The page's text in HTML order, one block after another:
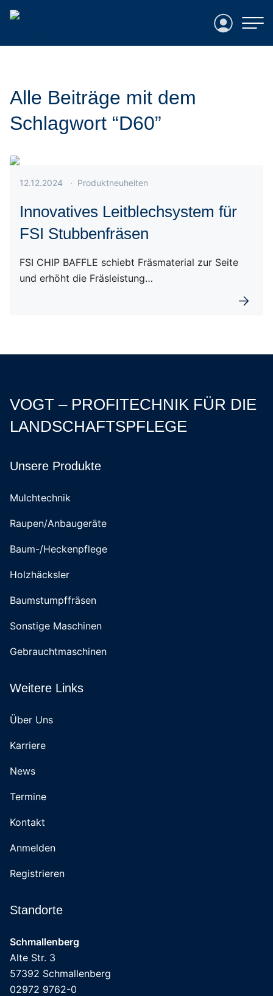
Login
Alle Beiträge mit dem
Schlagwort “D60”
Veröffentlicht am 12.12.2024
12.12.2024 · Produktneuheiten
Innovatives Leitblechsystem für
FSI Stubbenfräsen
FSI CHIP BAFFLE schiebt Fräsmaterial zur Seite
und erhöht die Fräsleistung…
VOGT – PROFITECHNIK FÜR DIE
LANDSCHAFTSPFLEGE
Unsere Produkte
Mulchtechnik
Raupen/Anbaugeräte
Baum-/Heckenpflege
Holzhäcksler
Baumstumpffräsen
Sonstige Maschinen
Gebrauchtmaschinen
Weitere Links
Über Uns
Karriere
News
Termine
Kontakt
Anmelden
Registrieren
Standorte
Schmallenberg
Alte Str. 3
57392 Schmallenberg
02972 9762-0